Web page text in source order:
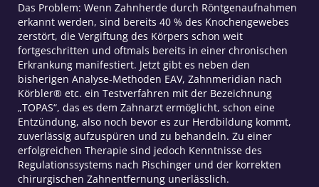
Das Problem: Wenn Zahnherde durch Röntgenaufnahmen
erkannt werden, sind bereits 40 % des Knochengewebes
zerstört, die Vergiftung des Körpers schon weit
fortgeschritten und oftmals bereits in einer chronischen
Erkrankung manifestiert. Jetzt gibt es neben den
bisherigen Analyse-Methoden EAV, Zahnmeridian nach
Körbler® etc. ein Testverfahren mit der Bezeichnung
„TOPAS“, das es dem Zahnarzt ermöglicht, schon eine
Entzündung, also noch bevor es zur Herdbildung kommt,
zuverlässig aufzuspüren und zu behandeln. Zu einer
erfolgreichen Therapie sind jedoch Kenntnisse des
Regulationssystems nach Pischinger und der korrekten
chirurgischen Zahnentfernung unerlässlich.